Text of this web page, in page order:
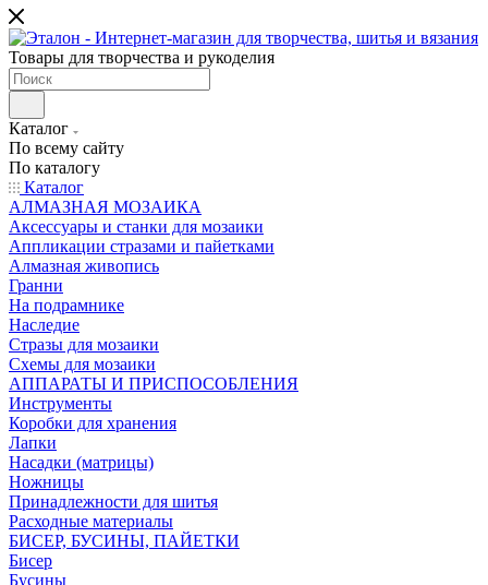
Товары для творчества и рукоделия
Каталог
По всему сайту
По каталогу
Каталог
АЛМАЗНАЯ МОЗАИКА
Аксессуары и станки для мозаики
Аппликации стразами и пайетками
Алмазная живопись
Гранни
На подрамнике
Наследие
Стразы для мозаики
Схемы для мозаики
АППАРАТЫ И ПРИСПОСОБЛЕНИЯ
Инструменты
Коробки для хранения
Лапки
Насадки (матрицы)
Ножницы
Принадлежности для шитья
Расходные материалы
БИСЕР, БУСИНЫ, ПАЙЕТКИ
Бисер
Бусины